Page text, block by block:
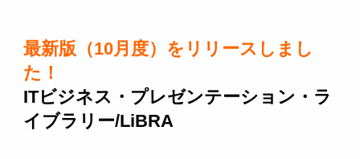
最新版（10月度）をリリースしまし
た！
ITビジネス・プレゼンテーション・ラ
イブラリー/LiBRA